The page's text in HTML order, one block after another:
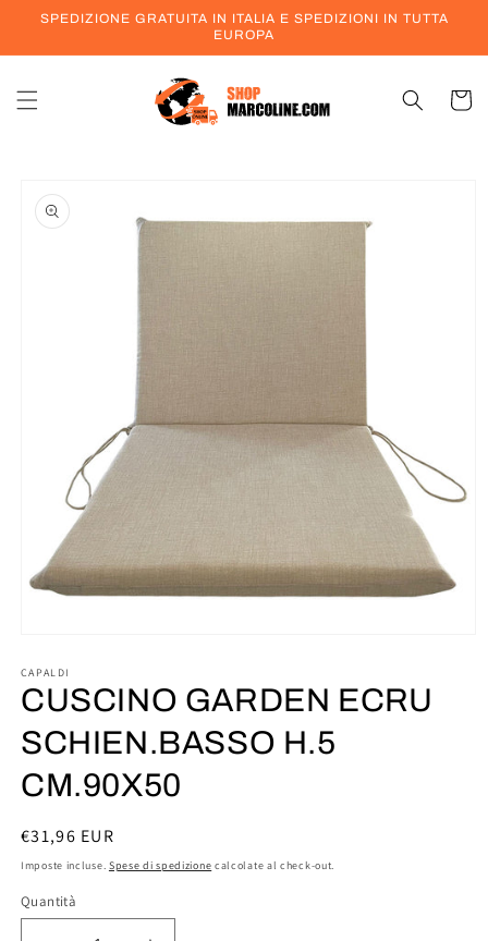
direttamente
SPEDIZIONE GRATUITA IN ITALIA E SPEDIZIONI IN TUTTA
EUROPA
Carrello
informazioni
sul prodotto
multimediali
1
in
modale
CAPALDI
CUSCINO GARDEN ECRU
SCHIEN.BASSO H.5
CM.90X50
Prezzo
di
€31,96 EUR
Imposte incluse. Spese di spedizione calcolate al check-out.
Quantità